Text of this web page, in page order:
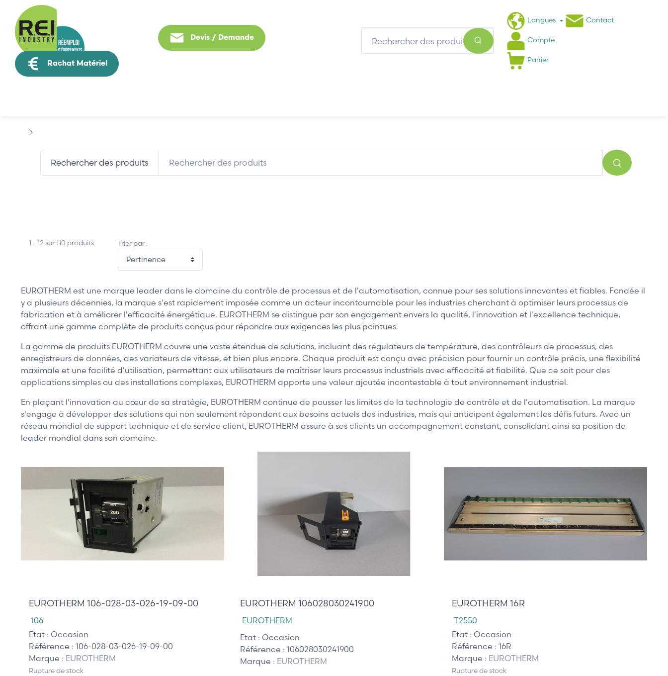
Devis / Demande
Rachat Matériel
Langues Contact
Compte
Panier
Rechercher des produits
1 - 12 sur 110 produits Trier par :
EUROTHERM est une marque leader dans le domaine du contrôle de processus et de l'automatisation, connue pour ses solutions innovantes et fiables. Fondée il
y a plusieurs décennies, la marque s'est rapidement imposée comme un acteur incontournable pour les industries cherchant à optimiser leurs processus de
fabrication et à améliorer l'efficacité énergétique. EUROTHERM se distingue par son engagement envers la qualité, l'innovation et l'excellence technique,
offrant une gamme complète de produits conçus pour répondre aux exigences les plus pointues.
La gamme de produits EUROTHERM couvre une vaste étendue de solutions, incluant des régulateurs de température, des contrôleurs de processus, des
enregistreurs de données, des variateurs de vitesse, et bien plus encore. Chaque produit est conçu avec précision pour fournir un contrôle précis, une flexibilité
maximale et une facilité d'utilisation, permettant aux utilisateurs de maîtriser leurs processus industriels avec efficacité et fiabilité. Que ce soit pour des
applications simples ou des installations complexes, EUROTHERM apporte une valeur ajoutée incontestable à tout environnement industriel.
En plaçant l'innovation au cœur de sa stratégie, EUROTHERM continue de pousser les limites de la technologie de contrôle et de l'automatisation. La marque
s'engage à développer des solutions qui non seulement répondent aux besoins actuels des industries, mais qui anticipent également les défis futurs. Avec un
réseau mondial de support technique et de service client, EUROTHERM assure à ses clients un accompagnement constant, consolidant ainsi sa position de
leader mondial dans son domaine.
EUROTHERM 106-028-03-026-19-09-00
106
Etat : Occasion
Référence : 106-028-03-026-19-09-00
Marque : EUROTHERM
Rupture de stock
EUROTHERM 106028030241900
EUROTHERM
Etat : Occasion
Référence :106028030241900
Marque : EUROTHERM
EUROTHERM 16R
T2550
Etat : Occasion
Référence : 16R
Marque : EUROTHERM
Rupture de stock